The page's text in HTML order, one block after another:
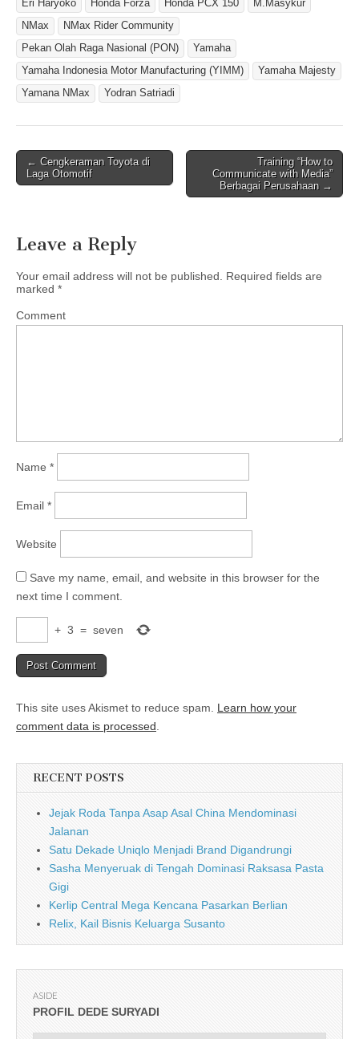
Eri Haryoko
Honda Forza Honda PCX 150
M.Masykur
NMax
NMax Rider Community
Pekan Olah Raga Nasional (PON)
Yamaha
Yamaha Indonesia Motor Manufacturing (YIMM)
Yamaha Majesty
Yamana NMax
Yodran Satriadi
Post navigation
← Cengkeraman Toyota di
Laga Otomotif
Training “How to
Communicate with Media”
Berbagai Perusahaan →
Leave a Reply
Your email address will not be published.
Required fields are
marked *
Comment
Name *
Email *
Website
Save my name, email, and website in this browser for the
next time I comment.
+ 3 = seven
This site uses Akismet to reduce spam. Learn how your
comment data is processed
RECENT POSTS
Jejak Roda Tanpa Asap Asal China Mendominasi
Jalanan
Satu Dekade Uniqlo Menjadi Brand Digandrungi
Sasha Menyeruak di Tengah Dominasi Raksasa Pasta
Gigi
Kerlip Central Mega Kencana Pasarkan Berlian
Relix, Kail Bisnis Keluarga Susanto
ASIDE
PROFIL DEDE SURYADI